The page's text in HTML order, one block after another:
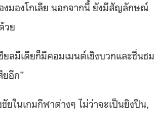
งมองโกเลีย นอกจากนี้ ยังมีสัญลักษณ์
วย
ยลมีเดียก็มีคอมเมนต์เชิงบวกและชื่นชม
ยอีก”
ยในเกมกีฬาต่างๆ ไม่ว่าจะเป็นยิงปืน,